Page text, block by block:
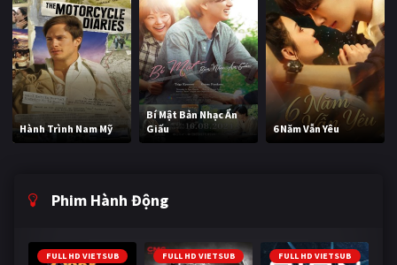
Hành Trình Nam Mỹ
Bí Mật Bản Nhạc Ẩn
Giấu
6 Năm Vẫn Yêu
Phim Hành Động
FULL HD VIETSUB FULL HD VIETSUB FULL HD VIETSUB